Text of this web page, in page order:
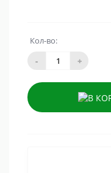
Кол-во:
-
+